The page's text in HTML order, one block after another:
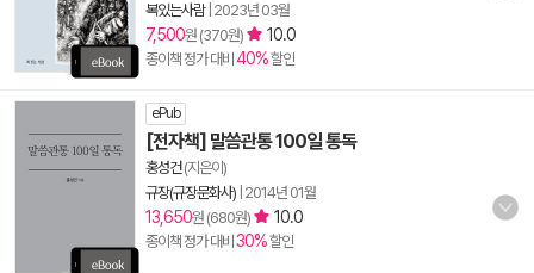
복있는사람| 2023년 03월
7,500원 (370원) 10.0
종이책 정가 대비 40%할인
ePub
[전자책] 말씀관통 100일 통독
홍성건(지은이)
규장(규장문화사) 2014년 01월
13,650원 (680원) 10.0
종이책 정가 대비 30%할인